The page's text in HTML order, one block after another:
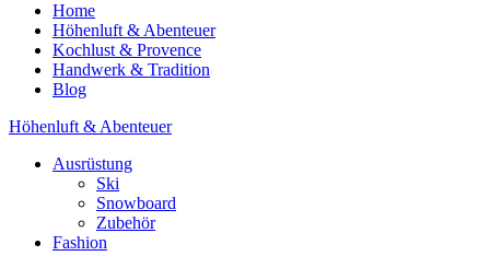
Home
Höhenluft & Abenteuer
Kochlust & Provence
Handwerk & Tradition
Blog
Höhenluft & Abenteuer
Ausrüstung
Ski
Snowboard
Zubehör
Fashion